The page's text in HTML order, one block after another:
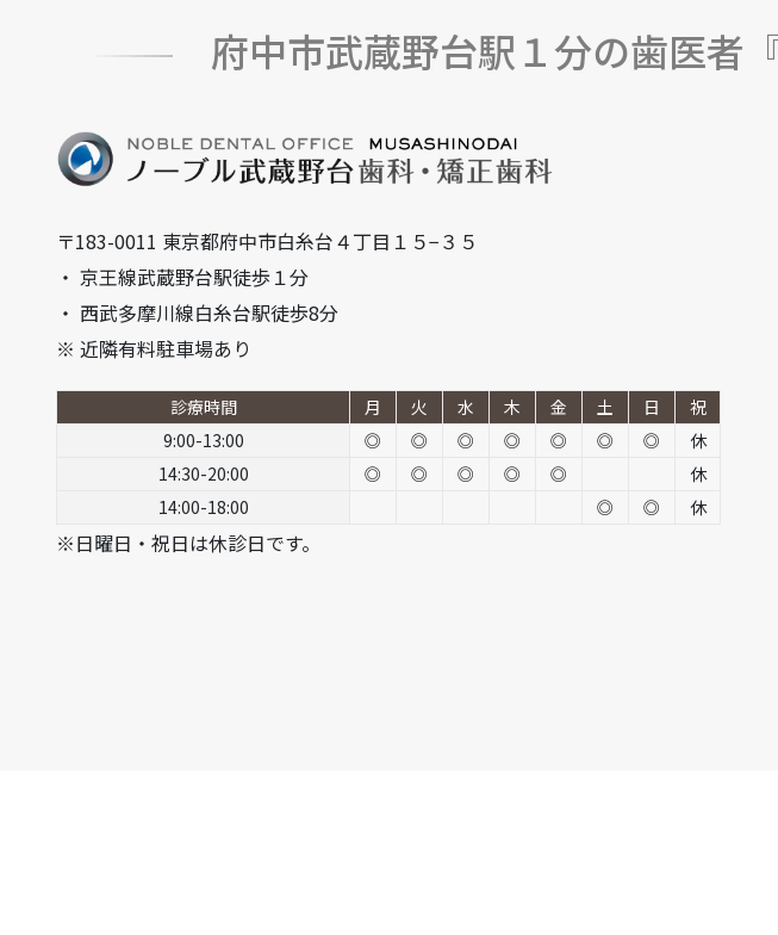
府中市武蔵野台駅１分の歯医者
〒183-0011 東京都府中市白糸台４丁目１５−３５
・ 京王線武蔵野台駅徒歩１分
・ 西武多摩川線白糸台駅徒歩8分
※ 近隣有料駐車場あり
診療時間 月 火 水 木 金 土 日
祝
9:00-13:00
◎ ◎ ◎ ◎ ◎ ◎ ◎
休
14:30-20:00
◎ ◎ ◎ ◎ ◎
休
14:00-18:00
◎ ◎ 休
※日曜日・祝日は休診日です。